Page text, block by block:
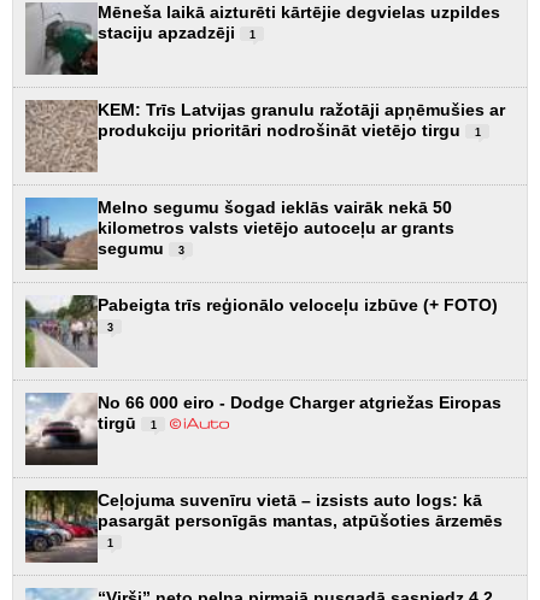
Mēneša laikā aizturēti kārtējie degvielas uzpildes
staciju apzadzēji
1
KEM: Trīs Latvijas granulu ražotāji apņēmušies ar
produkciju prioritāri nodrošināt vietējo tirgu
1
Melno segumu šogad ieklās vairāk nekā 50
kilometros valsts vietējo autoceļu ar grants
segumu
3
Pabeigta trīs reģionālo veloceļu izbūve (+ FOTO)
3
No 66 000 eiro - Dodge Charger atgriežas Eiropas
tirgū
1
Ceļojuma suvenīru vietā – izsists auto logs: kā
pasargāt personīgās mantas, atpūšoties ārzemēs
1